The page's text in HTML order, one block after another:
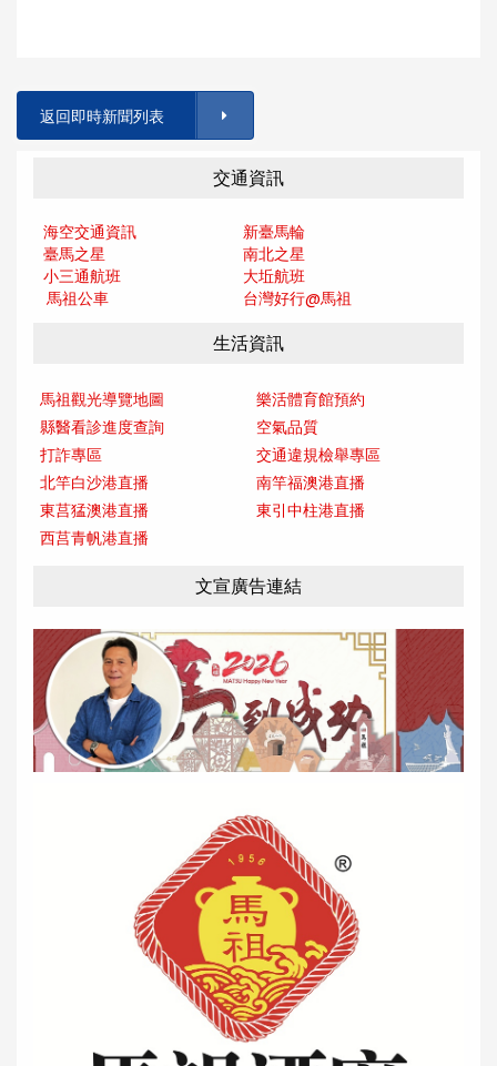
返回即時新聞列表
交通資訊
海空交通資訊
新臺馬輪
臺馬之星
南北之星
小三通航班
大坵航班
馬祖公車
台灣好行@馬祖
生活資訊
馬祖觀光導覽地圖
樂活體育館預約
縣醫看診進度查詢
空氣品質
打詐專區
交通違規檢舉專區
北竿白沙港直播
南竿福澳港直播
東莒猛澳港直播
東引中柱港直播
西莒青帆港直播
文宣廣告連結